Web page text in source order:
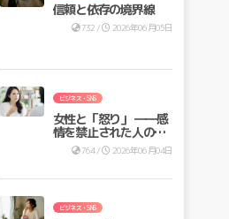
信頼と依存の境界線
732 / 2026年06月05日
ビジネス・SNS
女性と「怒り」 ――感
情を禁止された人の意
思決定764 / 2026年06月04日
ビジネス・SNS